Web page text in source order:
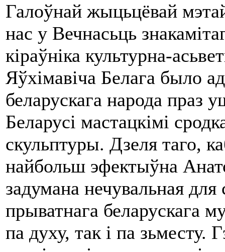
Галоўнай жыцьцёвай
нас у Вечнасьць
кіраўніка культурна-
Яўхімавіча Белага было
беларускага народа праз
Беларусі мастацкімі
скульптуры. Дзеля таго,
найбольш эфектыўна
задумана нечувальная
прыватнага беларускага
па духу, так і па зьместу.